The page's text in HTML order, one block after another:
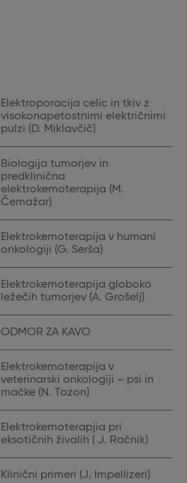
Elektroporacija celic in tkiv z
visokonapetostnimi električnimi
pulzi (D. Miklavčič)
Biologija tumorjev in
predklinična
elektrokemoterapija (M.
Čemažar)
Elektrokemoterapija v humani
onkologiji (G. Serša)
Elektrokemoterapija globoko
ležečih tumorjev (A. Grošelj)
ODMOR ZA KAVO
Elektrokemoterapija v
veterinarski onkologiji – psi in
mačke (N. Tozon)
Elektrokemoterapjia pri
eksotičnih živalih ( J. Račnik)
Klinični primeri (J. Impellizeri)